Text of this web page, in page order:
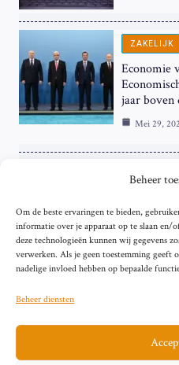
Beheer
Om de beste ervaringen te bieden,
informatie over je apparaat op te slaan en/
deze technologieën kunnen wij gegevens
verwerken. Als je geen toestemming
nadelige invloed hebben op bepaalde
Beheer diensten
ZAKELIJK
Economie
jaar
Mei 29,
ZAKELIJK
van de
Mei 29,
Sitemap Contact